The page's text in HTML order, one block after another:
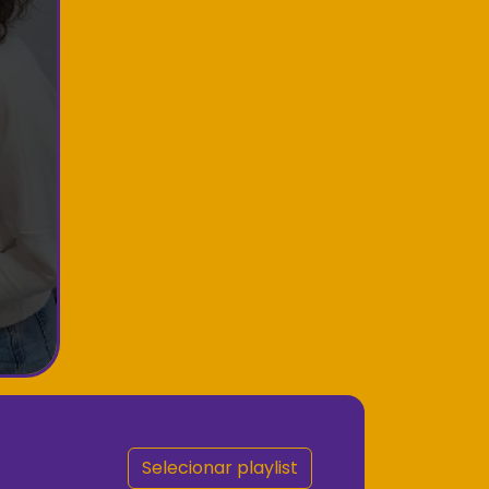
Selecionar playlist